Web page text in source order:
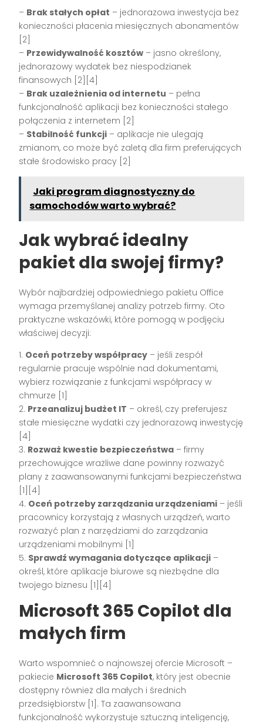
– Brak stałych opłat – jednorazowa inwestycja bez
konieczności płacenia miesięcznych abonamentów
[2]
– Przewidywalność kosztów – jasno określony,
jednorazowy wydatek bez niespodzianek
finansowych [2][4]
– Brak uzależnienia od internetu – pełna
funkcjonalność aplikacji bez konieczności stałego
połączenia z internetem [2]
– Stabilność funkcji – aplikacje nie ulegają
zmianom, co może być zaletą dla firm preferujących
stałe środowisko pracy [2]
Jaki program diagnostyczny do
samochodów warto wybrać?
Jak wybrać idealny
pakiet dla swojej firmy?
Wybór najbardziej odpowiedniego pakietu Office
wymaga przemyślanej analizy potrzeb firmy. Oto
praktyczne wskazówki, które pomogą w podjęciu
właściwej decyzji:
1. Oceń potrzeby współpracy – jeśli zespół
regularnie pracuje wspólnie nad dokumentami,
wybierz rozwiązanie z funkcjami współpracy w
chmurze [1]
2. Przeanalizuj budżet IT – określ, czy preferujesz
stałe miesięczne wydatki czy jednorazową inwestycję
[4]
3. Rozważ kwestie bezpieczeństwa – firmy
przechowujące wrażliwe dane powinny rozważyć
plany z zaawansowanymi funkcjami bezpieczeństwa
[1][4]
4. Oceń potrzeby zarządzania urządzeniami – jeśli
pracownicy korzystają z własnych urządzeń, warto
rozważyć plan z narzędziami do zarządzania
urządzeniami mobilnymi [1]
5. Sprawdź wymagania dotyczące aplikacji –
określ, które aplikacje biurowe są niezbędne dla
twojego biznesu [1][4]
Microsoft 365 Copilot dla
małych firm
Warto wspomnieć o najnowszej ofercie Microsoft –
pakiecie Microsoft 365 Copilot, który jest obecnie
dostępny również dla małych i średnich
przedsiębiorstw [1]. Ta zaawansowana
funkcjonalność wykorzystuje sztuczną inteligencję,